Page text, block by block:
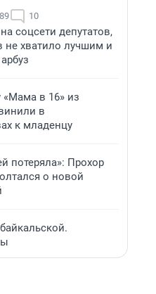
10
соцсети депутатов,
не хватило лучшим и
«Мама в 16» из
в
к младенцу
потеряла»: Прохор
о новой